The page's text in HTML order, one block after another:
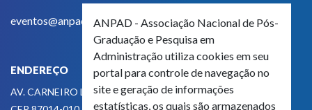
eventos@anpad.org.br
ENDEREÇO
AV. CARNEIRO LEÃO, 825
ANPAD - Associação Nacional de Pós-
Graduação e Pesquisa em
Administração utiliza cookies em seu
portal para controle de navegação no
site e geração de informações
estatísticas, os quais são armazenados